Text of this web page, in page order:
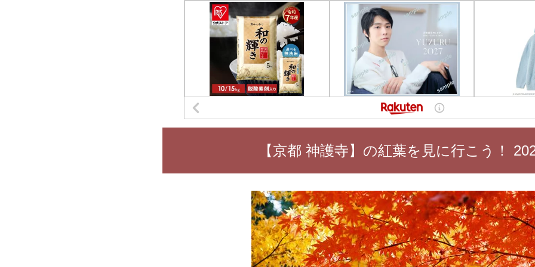
【京都 神護寺】の紅葉を見に行こう！